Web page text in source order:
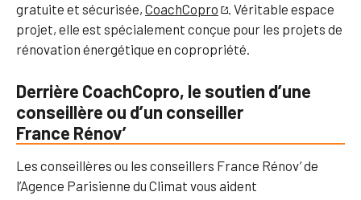
gratuite et sécurisée, CoachCopro
. Véritable espace
projet, elle est spécialement conçue pour les projets de
rénovation énergétique en copropriété.
Derrière CoachCopro, le soutien d’une
conseillère ou d’un conseiller
France Rénov’
Les conseillères ou les conseillers France Rénov’ de
l’Agence Parisienne du Climat vous aident